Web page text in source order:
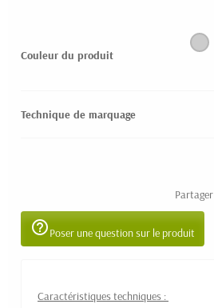
Couleur du produit
Technique de marquage
Partager
help_outlinePoser une question sur le produit
Caractéristiques techniques :